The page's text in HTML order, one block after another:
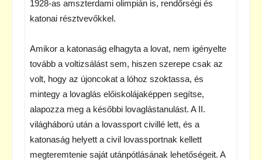
1928-as amszterdami olimpián is, rendőrségi és
katonai résztvevőkkel.
Amikor a katonaság elhagyta a lovat, nem igényelte
tovább a voltizsálást sem, hiszen szerepe csak az
volt, hogy az újoncokat a lóhoz szoktassa, és
mintegy a lovaglás előiskolájaképpen segítse,
alapozza meg a későbbi lovaglástanulást. A II.
világháború után a lovassport civillé lett, és a
katonaság helyett a civil lovassportnak kellett
megteremtenie saját utánpótlásának lehetőségeit. A